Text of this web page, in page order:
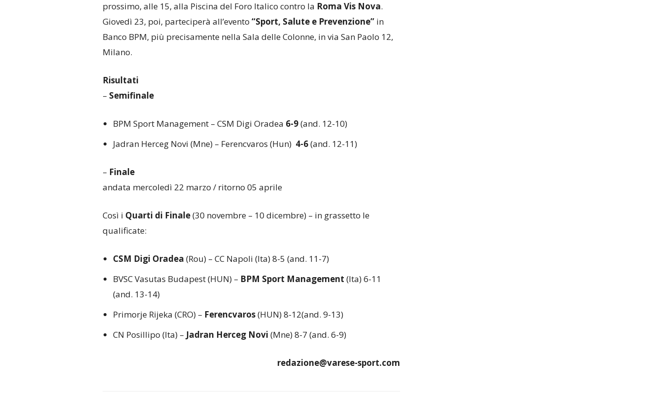
prossimo, alle 15, alla Piscina del Foro Italico contro la Roma Vis Nova.
Giovedì 23, poi, parteciperà all’evento “Sport, Salute e Prevenzione”in
Banco BPM, più precisamente nella Sala delle Colonne, in via San Paolo 12,
Milano.
Risultati
– Semifinale
BPM Sport Management – CSM Digi Oradea 6-9(and. 12-10)
Jadran Herceg Novi (Mne) – Ferencvaros (Hun) 4-6(and. 12-11)
– Finale
andata mercoledì 22 marzo / ritorno 05 aprile
Così i Quarti di Finale(30 novembre – 10 dicembre) – in grassetto le
qualificate:
CSM Digi Oradea (Rou) – CC Napoli (Ita) 8-5 (and. 11-7)
BVSC Vasutas Budapest (HUN) – BPM Sport Management (Ita) 6-11
(and. 13-14)
Primorje Rijeka (CRO) – Ferencvaros(HUN) 8-12(and. 9-13)
CN Posillipo (Ita) – Jadran Herceg Novi (Mne) 8-7 (and. 6-9)
redazione@varese-sport.com